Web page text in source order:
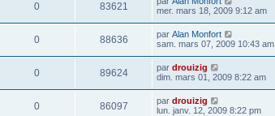
0 83621
mer. mars 18, 2009 9:12 am
0 88636 par Alan Monfort
sam. mars 07, 2009 10:43 am
0 89624 par drouizig
dim. mars 01, 2009 8:22 am
0 86097 par drouizig
lun. janv. 12, 2009 8:22 pm